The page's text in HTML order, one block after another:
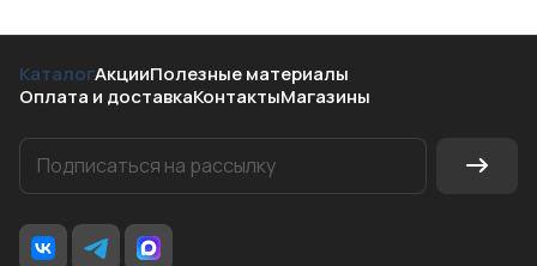
КаталогАкцииПолезные материалы
Оплата и доставкаКонтактыМагазины